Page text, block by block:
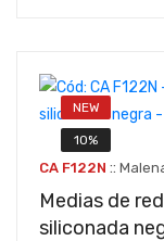
NEW
10%
CA F122N ::
Medias de
siliconada